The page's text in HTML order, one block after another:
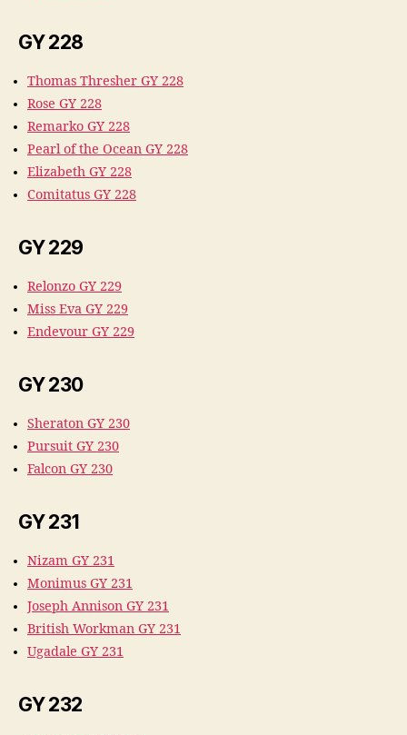
GY 228
Thomas Thresher GY 228
Rose GY 228
Remarko GY 228
Pearl of the Ocean GY 228
Elizabeth GY 228
Comitatus GY 228
GY 229
Relonzo GY 229
Miss Eva GY 229
Endevour GY 229
GY 230
Sheraton GY 230
Pursuit GY 230
Falcon GY 230
GY 231
Nizam GY 231
Monimus GY 231
Joseph Annison GY 231
British Workman GY 231
Ugadale GY 231
GY 232